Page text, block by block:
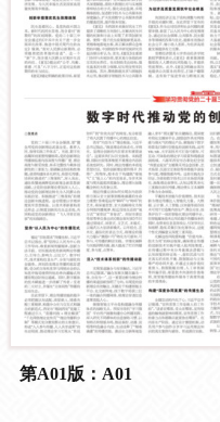
第A01版：A01